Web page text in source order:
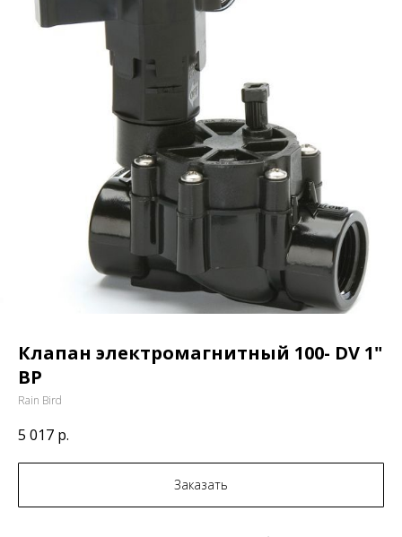
Клапан электромагнитный 100- DV 1"
ВР
Rain Bird
5 017 р.
Заказать